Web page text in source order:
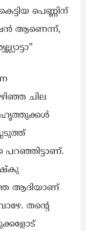
പെണ്ണിന്
ആണെന്ന്,
ചില
ആദിയാണ്
തന്റെ